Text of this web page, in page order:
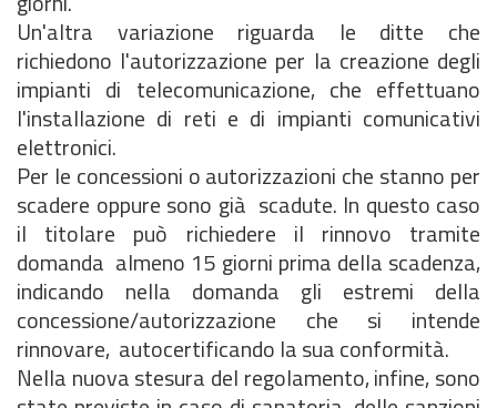
Un'altra variazione riguarda le ditte che
richiedono l'autorizzazione per la creazione degli
impianti di telecomunicazione, che effettuano
l'installazione di reti e di impianti comunicativi
elettronici.
Per le concessioni o autorizzazioni che stanno per
scadere oppure sono già scadute. In questo caso
il titolare può richiedere il rinnovo tramite
domanda almeno 15 giorni prima della scadenza,
indicando nella domanda gli estremi della
concessione/autorizzazione che si intende
rinnovare, autocertificando la sua conformità.
Nella nuova stesura del regolamento, infine, sono